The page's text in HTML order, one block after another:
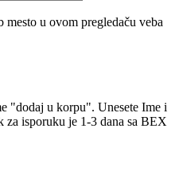
mesto u ovom pregledaču veba
"dodaj u korpu". Unesete Ime i
za isporuku je 1-3 dana sa BEX